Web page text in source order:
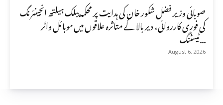
صوبائی وزیر فضل شکور خان کی ہدایت پر محکمہ پبلک ہیلتھ انجینئرنگ
کی فوری کارروائی، دیر بالا کے متاثرہ علاقوں میں موبائل واٹر
ٹیسٹنگ...
August 6, 2026